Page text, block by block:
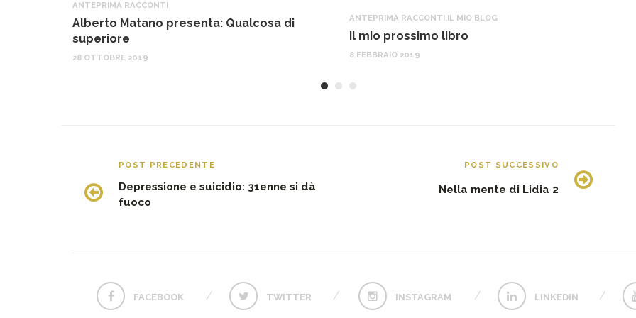
ANTEPRIMA RACCONTI
Alberto Matano presenta: Qualcosa di
superiore
28 OTTOBRE 2019
ANTEPRIMA RACCONTI IL MIO BLOG
Il mio prossimo libro
8 FEBBRAIO 2019
POST PRECEDENTE
Depressione e suicidio: 31enne si dà
fuoco
POST SUCCESSIVO
Nella mente di Lidia 2
FACEBOOK TWITTER INSTAGRAM LINKEDIN